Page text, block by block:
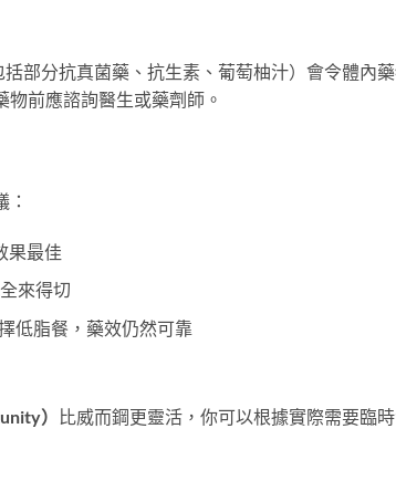
部分抗真菌藥、抗生素、葡萄柚汁）會令體內
前應諮詢醫生或藥劑師。
果最佳
來得切
低脂餐，藥效仍然可靠
）
比威而鋼更靈活，你可以根據實際需要臨